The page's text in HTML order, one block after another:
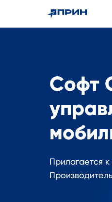
Софт
Прилагается